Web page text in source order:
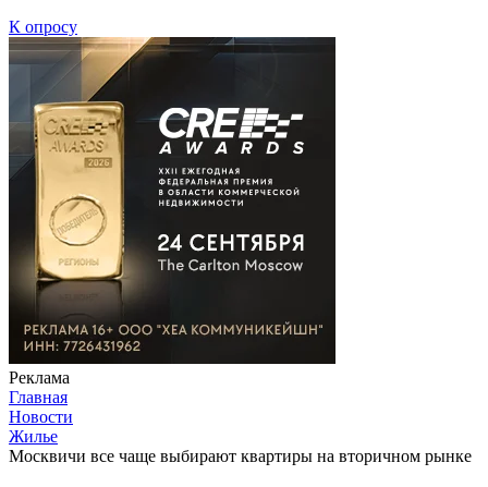
К опросу
Реклама
Главная
Новости
Жилье
Москвичи все чаще выбирают квартиры на вторичном рынке